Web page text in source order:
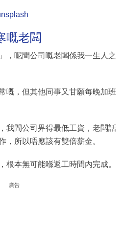
嘅老闆
，呢間公司嘅老闆係我一生人之
嘅，但其他同事又甘願每晚加班
我間公司畀得最低工資，老闆話
，所以唔應該有雙倍薪金。
根本無可能喺返工時間內完成。
廣告